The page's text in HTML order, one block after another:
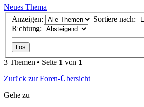
Neues Thema
Anzeigen:
Sortiere nach:
Richtung:
3 Themen • Seite 1 von 1
Zurück zur Foren-Übersicht
Gehe zu